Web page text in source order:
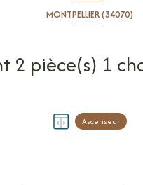
MONTPELLIER (34070)
Ascenseur